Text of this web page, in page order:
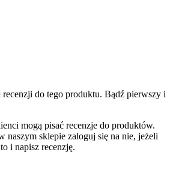
recenzji do tego produktu. Bądź pierwszy i
mogą pisać recenzje do produktów.
naszym sklepie zaloguj się na nie, jeżeli
i napisz recenzję.